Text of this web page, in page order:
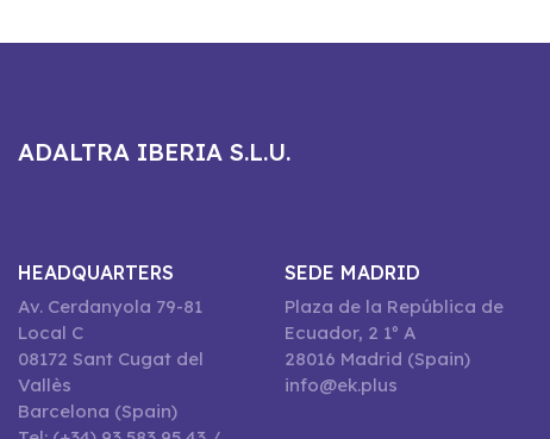
ADALTRA IBERIA S.L.U.
HEADQUARTERS
Av. Cerdanyola 79-81
Local C
08172 Sant Cugat del
Vallès
Barcelona (Spain)
SEDE MADRID
Plaza de la República de
Ecuador, 2 1º A
28016 Madrid (Spain)
info@ek.plus